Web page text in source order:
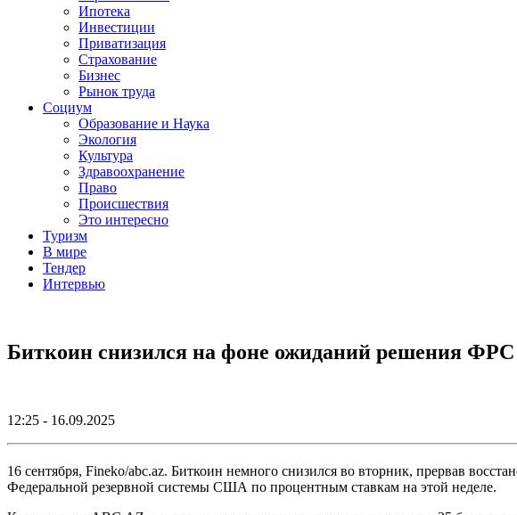
Ипотека
Инвестиции
Приватизация
Страхование
Бизнес
Рынок труда
Социум
Образование и Наука
Экология
Культура
Здравоохранение
Право
Происшествия
Это интересно
Туризм
В мире
Тендер
Интервью
Биткоин снизился на фоне ожиданий решения ФРС
12:25 - 16.09.2025
16 сентября, Fineko/abc.az. Биткоин немного снизился во вторник, прервав
Федеральной резервной системы США по процентным ставкам на этой неделе.